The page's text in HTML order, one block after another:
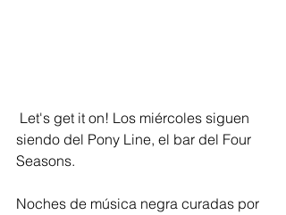
siendo del Pony Line, el bar del Four
Seasons.
Noches de música negra curadas por